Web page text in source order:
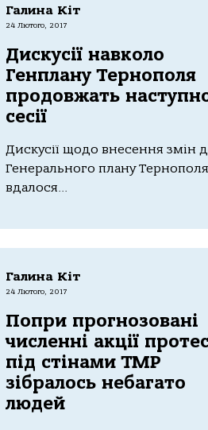
Галина Кіт
24 Лютого, 2017
Дискусії навколо
Генплану Тернополя
продовжать
сесії
Дискусії щодо внесення змін
Генерального плану
вдалося...
Галина Кіт
24 Лютого, 2017
Попри прогнозовані
численні акції
під стінами ТМР
зібралось небагато
людей